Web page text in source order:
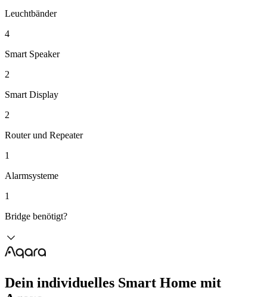
Leuchtbänder
4
Smart Speaker
2
Smart Display
2
Router und Repeater
1
Alarmsysteme
1
Bridge benötigt?
Dein individuelles Smart Home mit